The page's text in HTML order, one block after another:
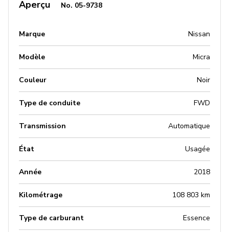
Aperçu No. 05-9738
Marque Nissan
Modèle Micra
Couleur Noir
Type de conduite FWD
Transmission Automatique
État Usagée
Année 2018
Kilométrage 108 803 km
Type de carburant Essence